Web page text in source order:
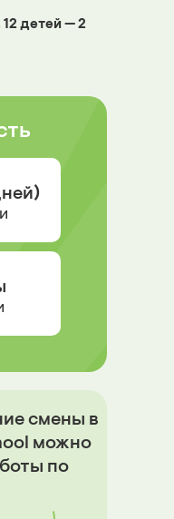
12 детей — 2
смены в
можно
по